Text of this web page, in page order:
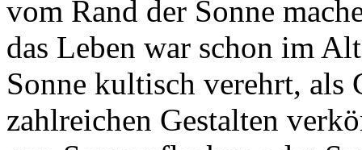
vom Rand der Sonne
das Leben war schon im
Sonne kultisch verehrt, als
zahlreichen Gestalten